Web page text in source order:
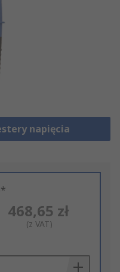
napięcia
468,65 zł
(z VAT)